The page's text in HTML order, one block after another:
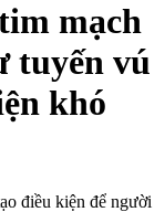
mạch
tuyến vú
khó
điều kiện để người